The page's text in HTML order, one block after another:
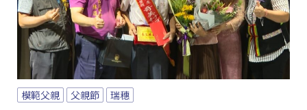
模範父親 父親節 瑞穗